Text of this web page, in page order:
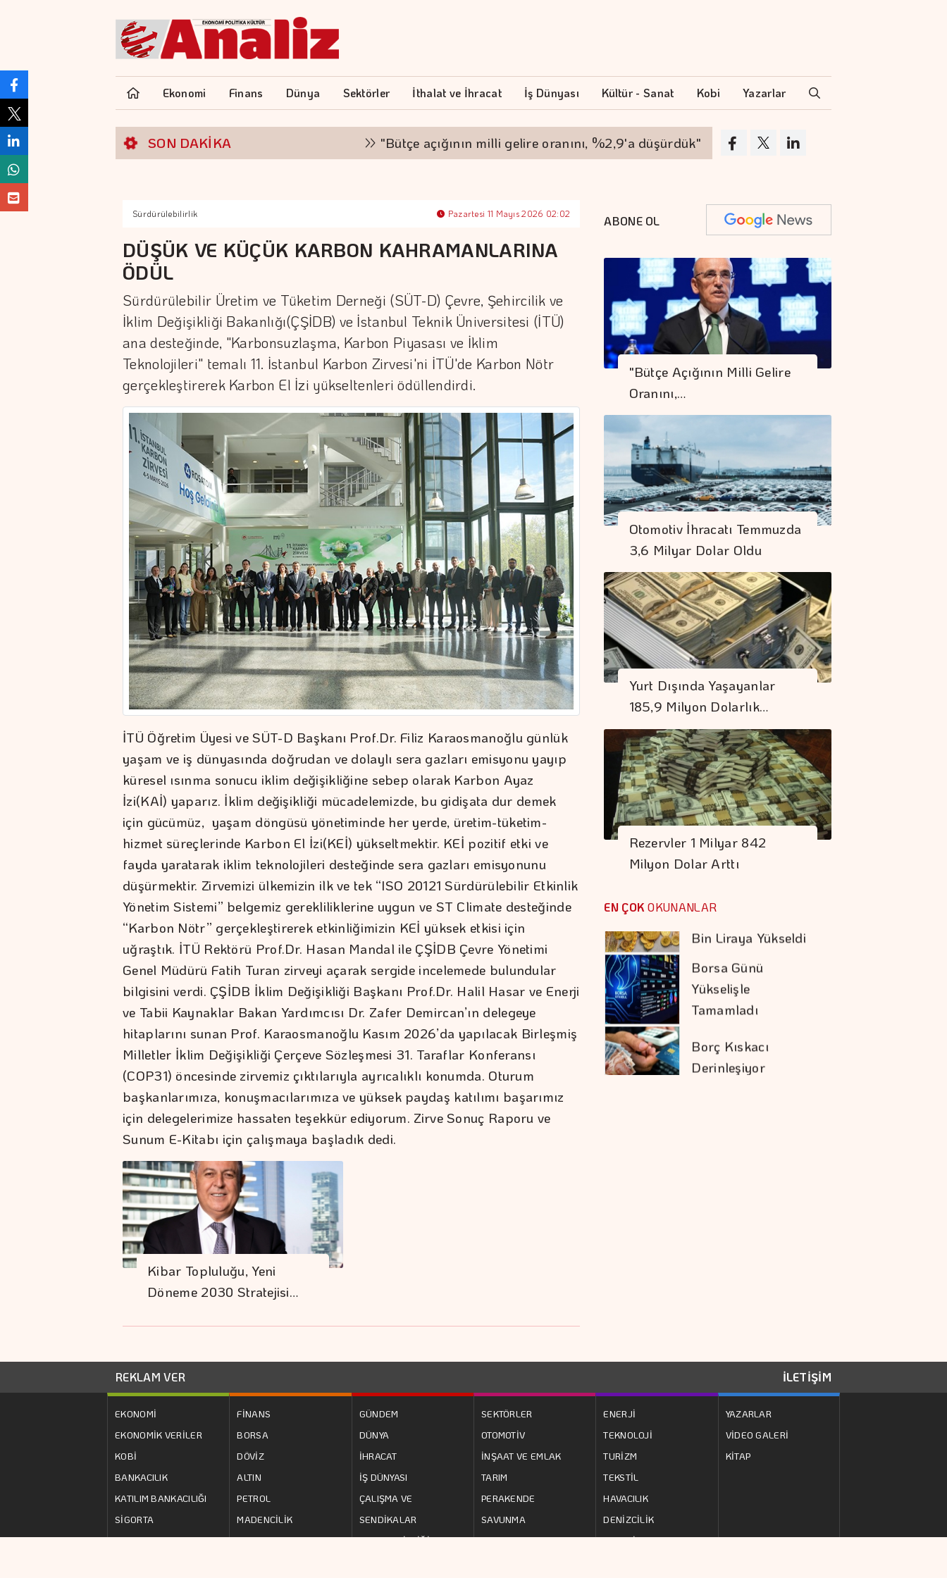
Ekonomi Finans Dünya Sektörler İthalat ve İhracat İş Dünyası Kültür - Sanat Kobi Yazarlar
SON DAKİKA "Bütçe açığının milli gelire oranını, %2,9'a düşürdük" Otomotiv ihracatı temmuzda 3,6
Sürdürülebilirlik Pazartesi 11 Mayıs 2026 02:02
DÜŞÜK VE KÜÇÜK KARBON KAHRAMANLARINA
ÖDÜL
Sürdürülebilir Üretim ve Tüketim Derneği (SÜT-D) Çevre, Şehircilik ve
İklim Değişikliği Bakanlığı(ÇŞİDB) ve İstanbul Teknik Üniversitesi (İTÜ)
ana desteğinde, "Karbonsuzlaşma, Karbon Piyasası ve İklim
Teknolojileri" temalı 11. İstanbul Karbon Zirvesi'ni İTÜ'de Karbon Nötr
gerçekleştirerek Karbon El İzi yükseltenleri ödüllendirdi.
İTÜ Öğretim Üyesi ve SÜT-D Başkanı Prof.Dr. Filiz Karaosmanoğlu günlük
yaşam ve iş dünyasında doğrudan ve dolaylı sera gazları emisyonu yayıp
küresel ısınma sonucu iklim değişikliğine sebep olarak Karbon Ayaz
İzi(KAİ) yaparız. İklim değişikliği mücadelemizde, bu gidişata dur demek
için gücümüz, yaşam döngüsü yönetiminde her yerde, üretim-tüketim-
hizmet süreçlerinde Karbon El İzi(KEİ) yükseltmektir. KEİ pozitif etki ve
fayda yaratarak iklim teknolojileri desteğinde sera gazları emisyonunu
düşürmektir. Zirvemizi ülkemizin ilk ve tek “ISO 20121 Sürdürülebilir Etkinlik
Yönetim Sistemi” belgemiz gerekliliklerine uygun ve ST Climate desteğinde
“Karbon Nötr” gerçekleştirerek etkinliğimizin KEİ yüksek etkisi için
uğraştık. İTÜ Rektörü Prof.Dr. Hasan Mandal ile ÇŞİDB Çevre Yönetimi
Genel Müdürü Fatih Turan zirveyi açarak sergide incelemede bulundular
bilgisini verdi. ÇŞİDB İklim Değişikliği Başkanı Prof.Dr. Halil Hasar ve Enerji
ve Tabii Kaynaklar Bakan Yardımcısı Dr. Zafer Demircan’ın delegeye
hitaplarını sunan Prof. Karaosmanoğlu Kasım 2026’da yapılacak Birleşmiş
Milletler İklim Değişikliği Çerçeve Sözleşmesi 31. Taraflar Konferansı
(COP31) öncesinde zirvemiz çıktılarıyla ayrıcalıklı konumda. Oturum
başkanlarımıza, konuşmacılarımıza ve yüksek paydaş katılımı başarımız
için delegelerimize hassaten teşekkür ediyorum. Zirve Sonuç Raporu ve
Sunum E-Kitabı için çalışmaya başladık dedi.
Kibar Topluluğu, Yeni
Döneme 2030 Stratejisi…
ABONE OL
"Bütçe Açığının Milli Gelire
Oranını,…
Otomotiv İhracatı Temmuzda
3,6 Milyar Dolar Oldu
Yurt Dışında Yaşayanlar
185,9 Milyon Dolarlık…
Rezervler 1 Milyar 842
Milyon Dolar Arttı
EN ÇOK OKUNANLAR
Orman Yangınları İş
Dünyasının Risk
Haritasını
Armada Gıda'nın
CEO'su, Mehmet
Hayri Sönmez Oldu
Altının Kilogram
Fiyatı 6 Milyon 360
Bin Liraya Yükseldi
Borsa Günü
Tamamladı
Borç Kıskacı
Derinleşiyor
Şekerbank'tan Yılın
İlk Yarısında Yüzde
32 Büyüme
Değişimi
SPK 4 şirketin Halka
Hürmüz'de Anlaşma
Dezenflasyon
REKLAM VER İLETİŞİM
EKONOMİ
EKONOMİK VERİLER
KOBİ
BANKACILIK
KATILIM BANKACILIĞI
SİGORTA
FİNANS
BORSA
DÖVİZ
ALTIN
PETROL
MADENCİLİK
GÜNDEM
DÜNYA
İHRACAT
İŞ DÜNYASI
ÇALIŞMA VE
SENDİKALAR
AVRUPA BİRLİĞİ
SEKTÖRLER
OTOMOTİV
İNŞAAT VE EMLAK
TARIM
PERAKENDE
SAVUNMA
ULAŞIM
ENERJİ
TEKNOLOJİ
TURİZM
TEKSTİL
HAVACILIK
DENİZCİLİK
SANAYİ
YAZARLAR
VİDEO GALERİ
KİTAP